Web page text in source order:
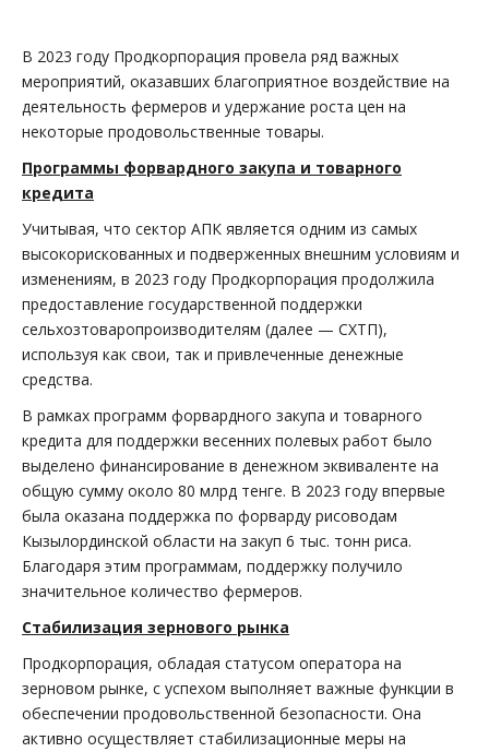
В 2023 году Продкорпорация провела ряд важных
мероприятий, оказавших благоприятное воздействие на
деятельность фермеров и удержание роста цен на
некоторые продовольственные товары.
Программы форвардного закупа и товарного
кредита
Учитывая, что сектор АПК является одним из самых
высокорискованных и подверженных внешним условиям и
изменениям, в 2023 году Продкорпорация продолжила
предоставление государственной поддержки
сельхозтоваропроизводителям (далее — СХТП),
используя как свои, так и привлеченные денежные
средства.
В рамках программ форвардного закупа и товарного
кредита для поддержки весенних полевых работ было
выделено финансирование в денежном эквиваленте на
общую сумму около 80 млрд тенге. В 2023 году впервые
была оказана поддержка по форварду рисоводам
Кызылординской области на закуп 6 тыс. тонн риса.
Благодаря этим программам, поддержку получило
значительное количество фермеров.
Стабилизация зернового рынка
Продкорпорация, обладая статусом оператора на
зерновом рынке, с успехом выполняет важные функции в
обеспечении продовольственной безопасности. Она
активно осуществляет стабилизационные меры на